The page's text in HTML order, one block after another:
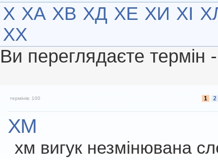
Х ХА ХВ ХД ХЕ ХИ ХІ
ХХ
Ви переглядаєте термін
термінів: 100 1 2
ХМ
хм вигук незмінювана